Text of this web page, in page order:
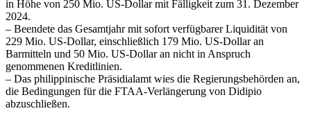
in Höhe von 250 Mio. US-Dollar mit Fälligkeit zum 31. Dezember
2024.
– Beendete das Gesamtjahr mit sofort verfügbarer Liquidität von
229 Mio. US-Dollar, einschließlich 179 Mio. US-Dollar an
Barmitteln und 50 Mio. US-Dollar an nicht in Anspruch
genommenen Kreditlinien.
– Das philippinische Präsidialamt wies die Regierungsbehörden an,
die Bedingungen für die FTAA-Verlängerung von Didipio
abzuschließen.